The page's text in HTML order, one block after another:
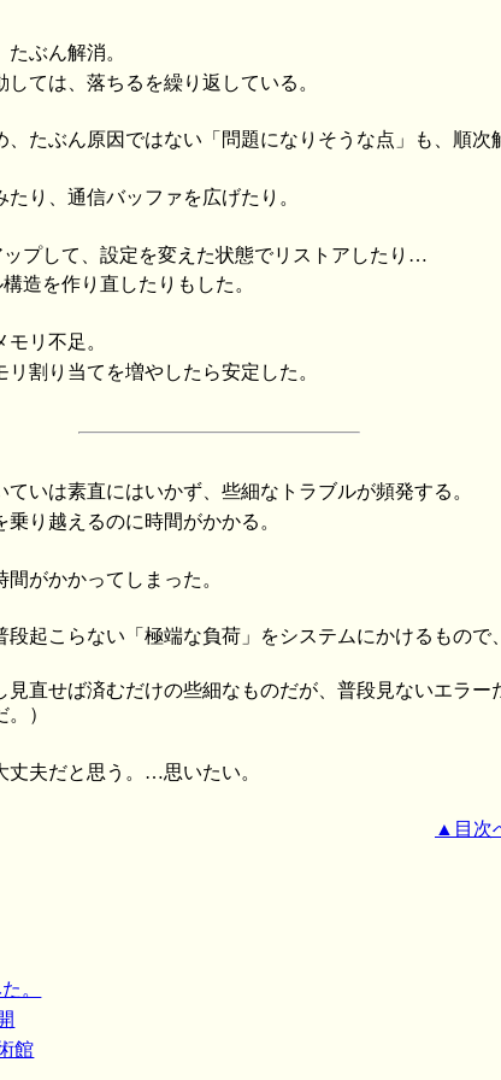
ぶん解消。
ては、落ちるを繰り返している。
たぶん原因ではない「問題になりそうな点」も、順次
り、通信バッファを広げたり。
プして、設定を変えた状態でリストアしたり…
造を作り直したりもした。
リ不足。
割り当てを増やしたら安定した。
いは素直にはいかず、些細なトラブルが頻発する。
り越えるのに時間がかかる。
がかかってしまった。
段起こらない「極端な負荷」をシステムにかけるもので
直せば済むだけの些細なものだが、普段見ないエラー
）
丈夫だと思う。…思いたい。
▲目次
。
館